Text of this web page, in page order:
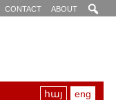
CONTACT ABOUT
հայ eng